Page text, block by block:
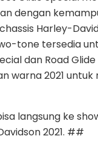
dengan
Harley-
tone tersedia
dan Road
warna 2021 untuk
langsung ke
2021. ##